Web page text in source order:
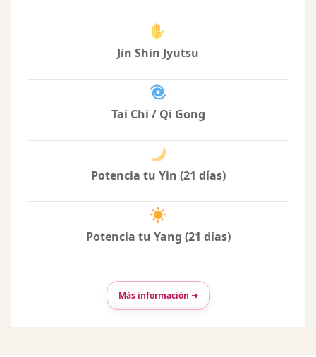
Jin Shin Jyutsu
Tai Chi / Qi Gong
Potencia tu Yin (21 días)
Potencia tu Yang (21 días)
Más información ➜